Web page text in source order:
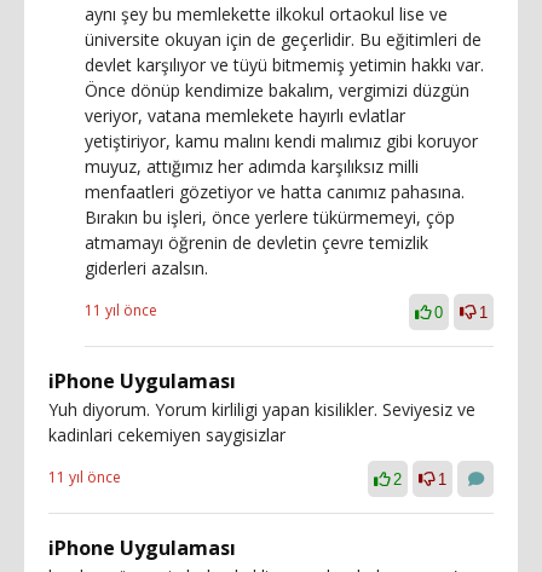
aynı şey bu memlekette ilkokul ortaokul lise ve
üniversite okuyan için de geçerlidir. Bu eğitimleri de
devlet karşılıyor ve tüyü bitmemiş yetimin hakkı var.
Önce dönüp kendimize bakalım, vergimizi düzgün
veriyor, vatana memlekete hayırlı evlatlar
yetiştiriyor, kamu malını kendi malımız gibi koruyor
muyuz, attığımız her adımda karşılıksız milli
menfaatleri gözetiyor ve hatta canımız pahasına.
Bırakın bu işleri, önce yerlere tükürmemeyi, çöp
atmamayı öğrenin de devletin çevre temizlik
giderleri azalsın.
11 yıl önce 0 1
iPhone Uygulaması
Yuh diyorum. Yorum kirliligi yapan kisilikler. Seviyesiz ve
kadinlari cekemiyen saygisizlar
11 yıl önce 2 1
iPhone Uygulaması